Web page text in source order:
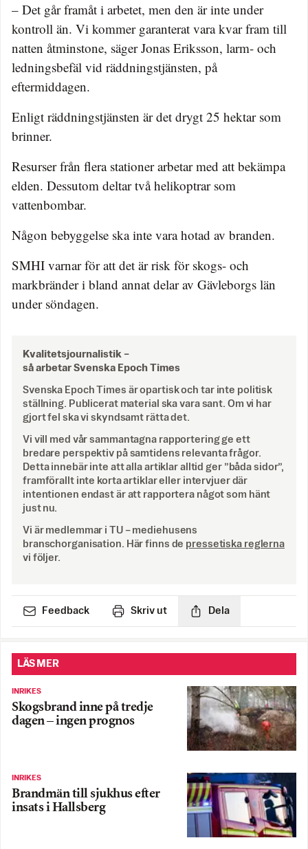
– Det går framåt i arbetet, men den är inte under
kontroll än. Vi kommer garanterat vara kvar fram till
natten åtminstone, säger Jonas Eriksson, larm- och
ledningsbefäl vid räddningstjänsten, på
eftermiddagen.
Enligt räddningstjänsten är det drygt 25 hektar som
brinner.
Resurser från flera stationer arbetar med att bekämpa
elden. Dessutom deltar två helikoptrar som
vattenbombar.
Någon bebyggelse ska inte vara hotad av branden.
SMHI varnar för att det är risk för skogs- och
markbränder i bland annat delar av Gävleborgs län
under söndagen.
Kvalitetsjournalistik –
så arbetar Svenska Epoch Times
Svenska Epoch Times är opartisk och tar inte politisk
ställning. Publicerat material ska vara sant. Om vi har
gjort fel ska vi skyndsamt rätta det.
Vi vill med vår sammantagna rapportering ge ett
bredare perspektiv på samtidens relevanta frågor.
Detta innebär inte att alla artiklar alltid ger ”båda sidor”,
framförallt inte korta artiklar eller intervjuer där
intentionen endast är att rapportera något som hänt
just nu.
Vi är medlemmar i TU – mediehusens
branschorganisation. Här finns de pressetiska reglerna
vi följer.
Feedback Skriv ut Dela
LÄS MER
INRIKES
Skogsbrand inne på tredje
dagen – ingen prognos
INRIKES
Brandmän till sjukhus efter
insats i Hallsberg